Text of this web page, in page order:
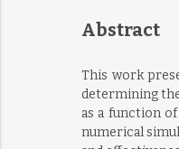
Abstract
This work
determining
as a function
numerical